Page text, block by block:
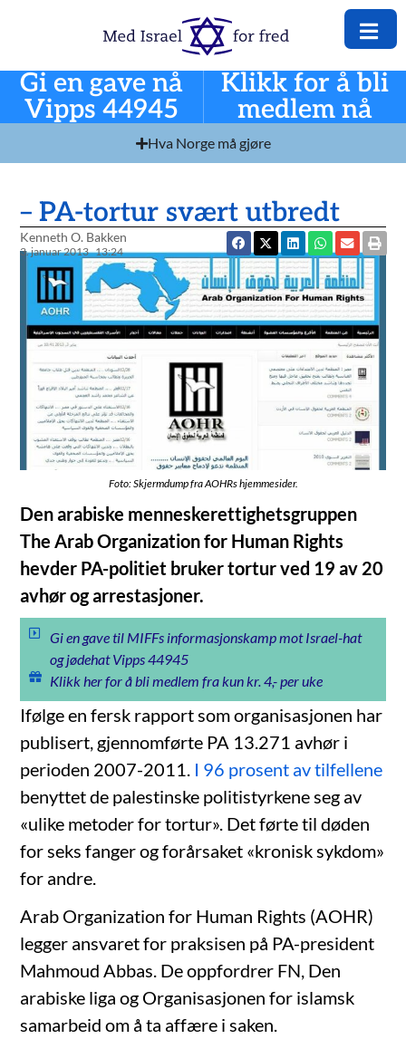
Gi en gave nå
Vipps 44945
Klikk for å bli
medlem nå
Hva Norge må gjøre
– PA-tortur svært utbredt
Kenneth O. Bakken
3. januar 2013 13:24
Foto: Skjermdump fra AOHRs hjemmesider.
Den arabiske menneskerettighetsgruppen
The Arab Organization for Human Rights
hevder PA-politiet bruker tortur ved 19 av 20
avhør og arrestasjoner.
Gi en gave til MIFFs informasjonskamp mot Israel-hat
og jødehat Vipps 44945
Klikk her for å bli medlem fra kun kr. 4,- per uke
Ifølge en fersk rapport som organisasjonen har
publisert, gjennomførte PA 13.271 avhør i
perioden 2007-2011. I 96 prosent av tilfellene
benyttet de palestinske politistyrkene seg av
«ulike metoder for tortur». Det førte til døden
for seks fanger og forårsaket «kronisk sykdom»
for andre.
Arab Organization for Human Rights (AOHR)
legger ansvaret for praksisen på PA-president
Mahmoud Abbas. De oppfordrer FN, Den
arabiske liga og Organisasjonen for islamsk
samarbeid om å ta affære i saken.